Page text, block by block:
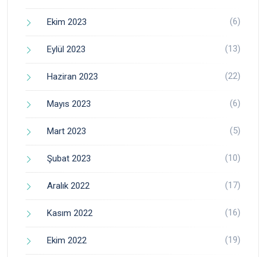
Ekim 2023 (6)
Eylül 2023 (13)
Haziran 2023 (22)
Mayıs 2023 (6)
Mart 2023 (5)
Şubat 2023 (10)
Aralık 2022 (17)
Kasım 2022 (16)
Ekim 2022 (19)